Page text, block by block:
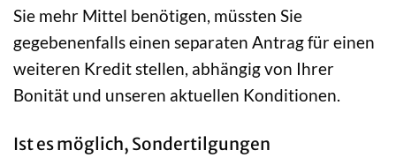
Sie mehr Mittel benötigen, müssten Sie
gegebenenfalls einen separaten Antrag für einen
weiteren Kredit stellen, abhängig von Ihrer
Bonität und unseren aktuellen Konditionen.
Ist es möglich, Sondertilgungen